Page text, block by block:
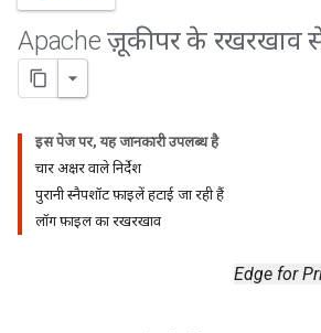
Apache ज़ूकीपर के रखरखाव
इस पेज पर, यह जानकारी उपलब्ध है
चार अक्षर वाले निर्देश
पुरानी स्नैपशॉट फ़ाइलें हटाई जा रही हैं
लॉग फ़ाइल का रखरखाव
Edge for